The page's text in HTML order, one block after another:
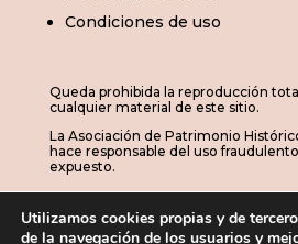
Condiciones de uso
Queda prohibida la reproducción
cualquier material de este sitio.
La Asociación de Patrimonio
hace responsable del uso
expuesto.
Utilizamos cookies propias y de
de la navegación de los usuarios y